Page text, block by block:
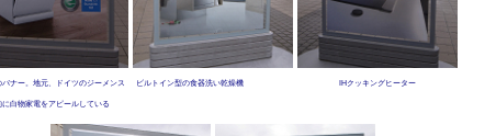
バナー。地元、ドイツのジーメンス
に白物家電をアピールしている
ビルトイン型の食器洗い乾燥機 IHクッキングヒーター